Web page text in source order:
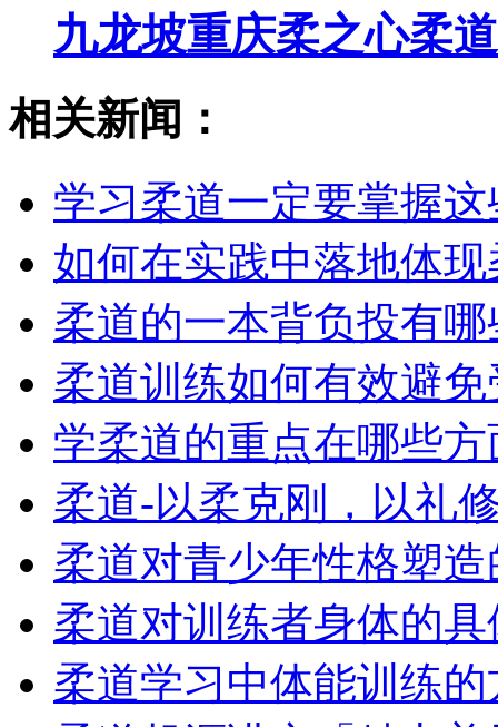
九龙坡重庆柔之心柔道
相关新闻：
学习柔道一定要掌握
如何在实践中落地体
柔道的一本背负投有
柔道训练如何有效避免
学柔道的重点在哪些方
柔道-以柔克刚，以礼
柔道对青少年性格塑
柔道对训练者身体的
柔道学习中体能训练